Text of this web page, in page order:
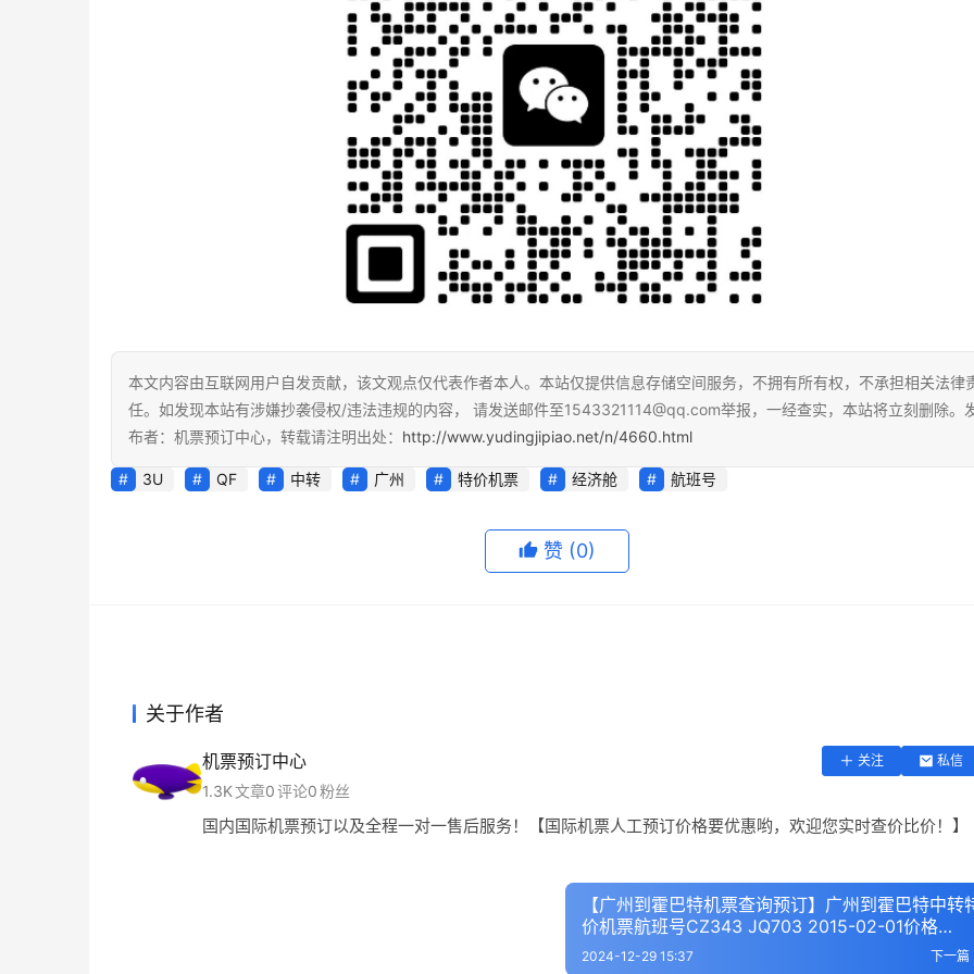
本文内容由互联网用户自发贡献，该文观点仅代表作者本人。本站仅提供信息存储空间服务，不拥有所有权，不承担相关法律
任。如发现本站有涉嫌抄袭侵权/违法违规的内容， 请发送邮件至1543321114@qq.com举报，一经查实，本站将立刻删除。
布者：机票预订中心，转载请注明出处： http://www.yudingjipiao.net/n/4660.html
3U QF 中转 广州 特价机票 经济舱 航班号
赞 (0)
关于作者
机票预订中心 关注 私信
1.3K文章0评论0粉丝
国内国际机票预订以及全程一对一售后服务！【国际机票人工预订价格要优惠哟，欢迎您实时查价比价！】
【广州到霍巴特机票查询预订】广州到霍巴特中转
价机票航班号CZ343 JQ703 2015-02-01价格
_CNY6891元
下一篇
2024-12-29 15:37